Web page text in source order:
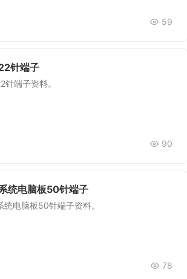
59
针端子
端子资料。
90
统电脑板50针端子
电脑板50针端子资料。
78